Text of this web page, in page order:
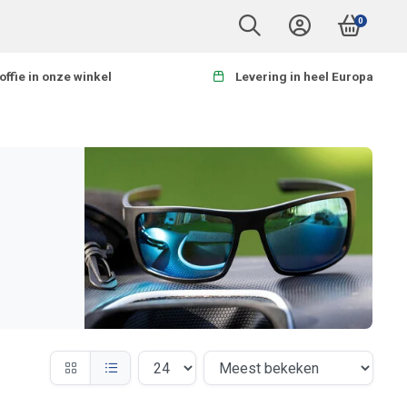
0
in onze winkel Levering in heel Europa